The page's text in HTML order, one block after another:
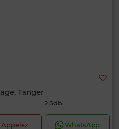
Tanger
2 Sdb.
Appelez WhatsApp